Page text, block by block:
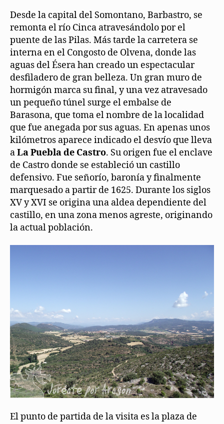
Desde la capital del Somontano, Barbastro, se
remonta el río Cinca atravesándolo por el
puente de las Pilas. Más tarde la carretera se
interna en el Congosto de Olvena, donde las
aguas del Ésera han creado un espectacular
desfiladero de gran belleza. Un gran muro de
hormigón marca su final, y una vez atravesado
un pequeño túnel surge el embalse de
Barasona, que toma el nombre de la localidad
que fue anegada por sus aguas. En apenas unos
kilómetros aparece indicado el desvío que lleva
aLa Puebla de Castro. Su origen fue el enclave
de Castro donde se estableció un castillo
defensivo. Fue señorío, baronía y finalmente
marquesado a partir de 1625. Durante los siglos
XV y XVI se origina una aldea dependiente del
castillo, en una zona menos agreste, originando
la actual población.
El punto de partida de la visita es la plaza de